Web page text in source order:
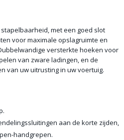
met een goed slot
voor maximale opslagruimte en
versterkte hoeken voor
van zware ladingen, en de
van uw uitrusting in uw voertuig.
aan de korte zijden,
handgrepen.